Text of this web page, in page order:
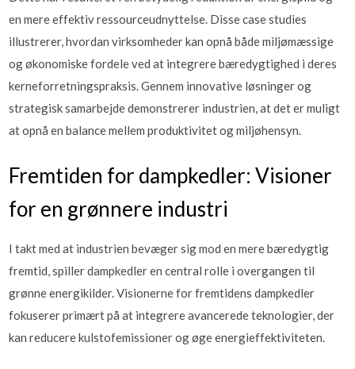
en mere effektiv ressourceudnyttelse. Disse case studies
illustrerer, hvordan virksomheder kan opnå både miljømæssige
og økonomiske fordele ved at integrere bæredygtighed i deres
kerneforretningspraksis. Gennem innovative løsninger og
strategisk samarbejde demonstrerer industrien, at det er muligt
at opnå en balance mellem produktivitet og miljøhensyn.
Fremtiden for dampkedler: Visioner
for en grønnere industri
I takt med at industrien bevæger sig mod en mere bæredygtig
fremtid, spiller dampkedler en central rolle i overgangen til
grønne energikilder. Visionerne for fremtidens dampkedler
fokuserer primært på at integrere avancerede teknologier, der
kan reducere kulstofemissioner og øge energieffektiviteten.